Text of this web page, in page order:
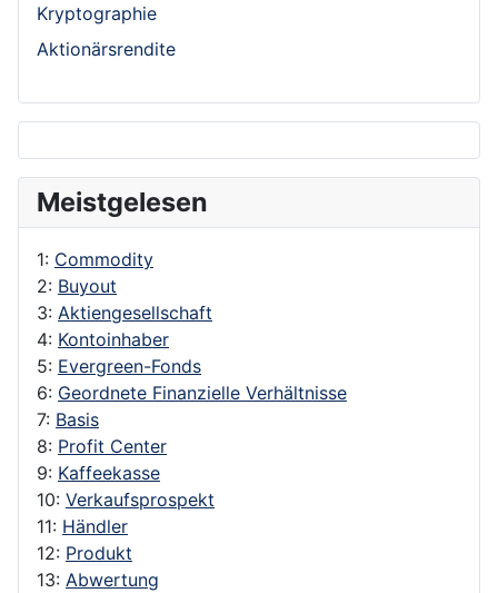
Kryptographie
Aktionärsrendite
Meistgelesen
1: Commodity
2: Buyout
3: Aktiengesellschaft
4: Kontoinhaber
5: Evergreen-Fonds
6: Geordnete Finanzielle Verhältnisse
7: Basis
8: Profit Center
9: Kaffeekasse
10: Verkaufsprospekt
11: Händler
12: Produkt
13: Abwertung